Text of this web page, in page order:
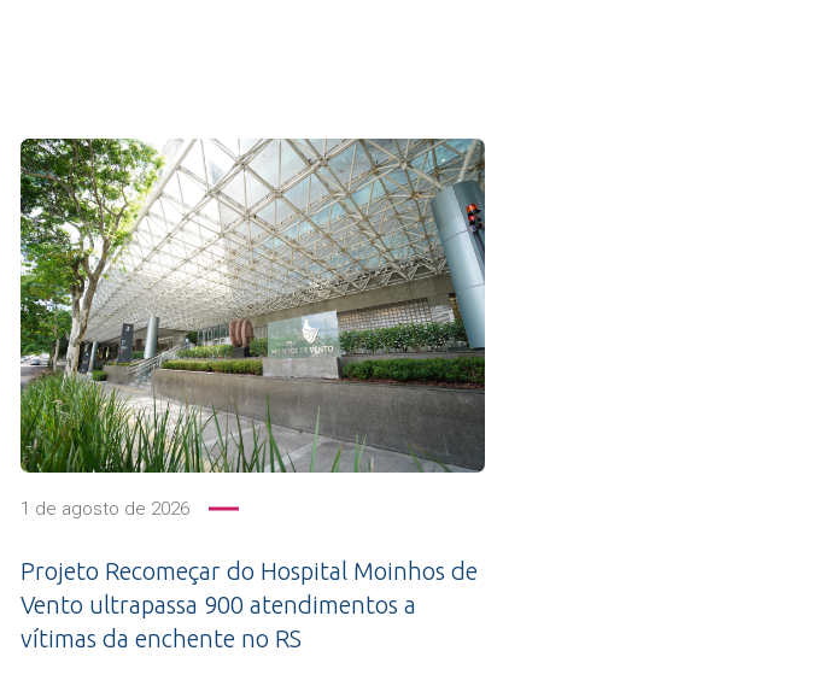
1 de agosto de 2026
Projeto Recomeçar do Hospital Moinhos de
Vento ultrapassa 900 atendimentos a
vítimas da enchente no RS